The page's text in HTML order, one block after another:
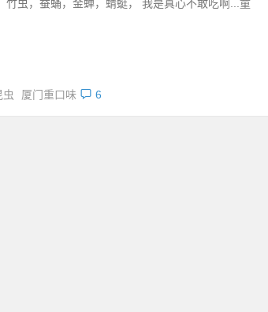
竹虫，蚕蛹，金蝉，蜻蜓， 我是真心不敢吃啊...童
虫 厦门重口味 6